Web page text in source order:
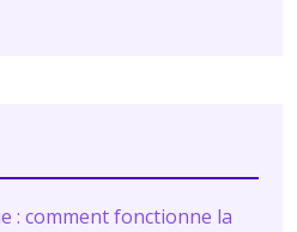
: comment fonctionne la